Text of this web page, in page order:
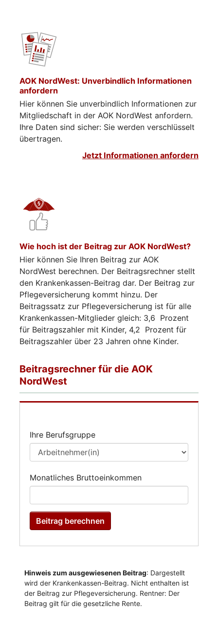
AOK NordWest: Unverbindlich Informationen
anfordern
Hier können Sie unverbindlich Informationen zur
Mitgliedschaft in der AOK NordWest anfordern.
Ihre Daten sind sicher: Sie werden verschlüsselt
übertragen.
Jetzt Informationen anfordern
Wie hoch ist der Beitrag zur AOK NordWest?
Hier können Sie Ihren Beitrag zur AOK
NordWest berechnen. Der Beitragsrechner stellt
den Krankenkassen-Beitrag dar. Der Beitrag zur
Pflegeversicherung kommt hinzu. Der
Beitragssatz zur Pflegeversicherung ist für alle
Krankenkassen-Mitglieder gleich: 3,6 Prozent
für Beitragszahler mit Kinder, 4,2 Prozent für
Beitragszahler über 23 Jahren ohne Kinder.